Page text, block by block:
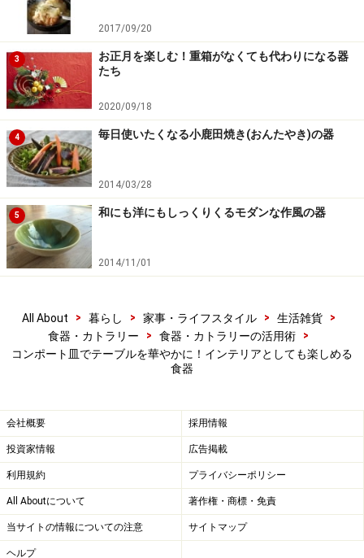
残暑に役立つガラスの器のデコレーション術
素材によって異なる、食器の扱い方・洗い方・収納
方法
テーブルの上をおもてなしモードにする3つの簡単
ワザ
※記事内容は執筆時点のものです。最新の内容をご確認くださ
い。
【編集部おすすめの購入サイト】
Amazonで人気の食器をチェック！
楽天市場で人気の食器をチェック！
2017/09/20
3
お正月を楽しむ！重箱がなくても代わりになる器
たち
2020/09/18
4 毎日使いたくなる小鹿田焼き(おんたやき)の器
2014/03/28
5 和にも洋にもしっくりくるモダンな作風の器
2014/11/01
All About > 暮らし > 家事・ライフスタイル > 生活雑貨
>
食器・カトラリー
> 食器・カトラリーの活用術
>
コンポート皿でテーブルを華やかに！インテリアとしても楽しめる
食器
会社概要 採用情報
投資家情報 広告掲載
利用規約 プライバシーポリシー
All Aboutについて 著作権・商標・免責
当サイトの情報についての注意 サイトマップ
ヘルプ